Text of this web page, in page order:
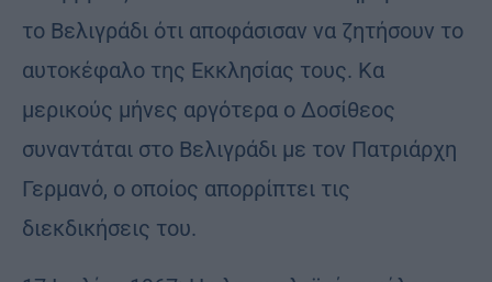
το Βελιγράδι ότι αποφάσισαν να ζητήσουν το
αυτοκέφαλο της Εκκλησίας τους. Κα
μερικούς μήνες αργότερα ο Δοσίθεος
συναντάται στο Βελιγράδι με τον Πατριάρχη
Γερμανό, ο οποίος απορρίπτει τις
διεκδικήσεις του.